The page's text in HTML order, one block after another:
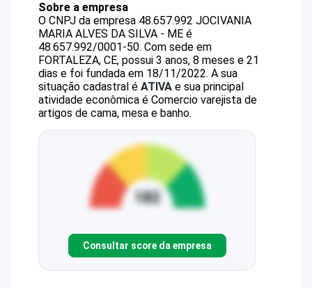
Sobre a empresa
O CNPJ da empresa 48.657.992 JOCIVANIA
MARIA ALVES DA SILVA - ME é
48.657.992/0001-50. Com sede em
FORTALEZA, CE, possui 3 anos, 8 meses e 21
dias e foi fundada em 18/11/2022. A sua
situação cadastral é ATIVA e sua principal
atividade econômica é Comercio varejista de
artigos de cama, mesa e banho.
Consultar score da empresa